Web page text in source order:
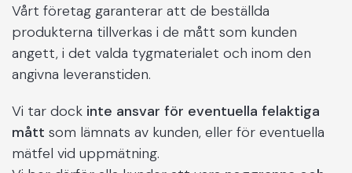
Vårt företag garanterar att de beställda
produkterna tillverkas i de mått som kunden
angett, i det valda tygmaterialet och inom den
angivna leveranstiden.
Vi tar dock inte ansvar för eventuella felaktiga
mått som lämnats av kunden, eller för eventuella
mätfel vid uppmätning.